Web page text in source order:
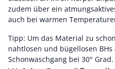
zudem über ein
auch bei warmen
Tipp: Um das Material zu
nahtlosen und bügellosen
Schonwaschgang bei 30° Grad.